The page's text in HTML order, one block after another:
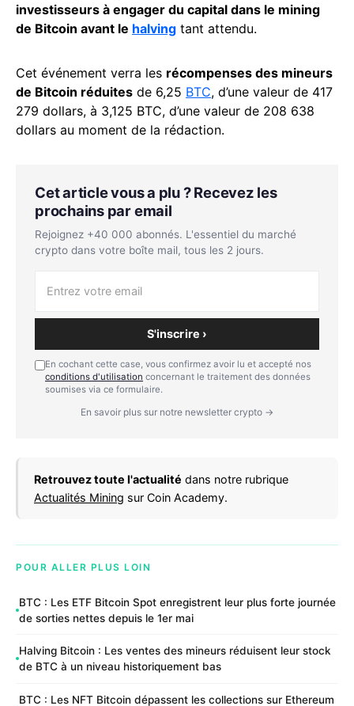
investisseurs à engager du capital dans le mining
de Bitcoin avant le halving tant attendu.
Cet événement verra les récompenses des mineurs
de Bitcoin réduites de 6,25 BTC, d’une valeur de 417
279 dollars, à 3,125 BTC, d’une valeur de 208 638
dollars au moment de la rédaction.
Cet article vous a plu ? Recevez les
prochains par email
Rejoignez +40 000 abonnés. L'essentiel du marché
crypto dans votre boîte mail, tous les 2 jours.
S'inscrire ›
En cochant cette case, vous confirmez avoir lu et accepté nos
conditions d'utilisation concernant le traitement des données
soumises via ce formulaire.
En savoir plus sur notre newsletter crypto →
Retrouvez toute l'actualité dans notre rubrique
Actualités Mining sur Coin Academy.
POUR ALLER PLUS LOIN
BTC : Les ETF Bitcoin Spot enregistrent leur plus forte journée
de sorties nettes depuis le 1er mai
Halving Bitcoin : Les ventes des mineurs réduisent leur stock
de BTC à un niveau historiquement bas
BTC : Les NFT Bitcoin dépassent les collections sur Ethereum